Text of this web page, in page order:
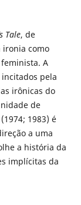
Tale, de
ironia como
A
pela
irônicas do
de
1983) é
a uma
a história da
implícitas da